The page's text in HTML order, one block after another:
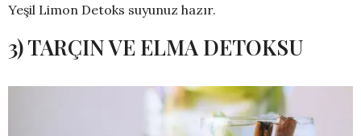
Yeşil Limon Detoks suyunuz hazır.
3) TARÇIN VE ELMA DETOKSU